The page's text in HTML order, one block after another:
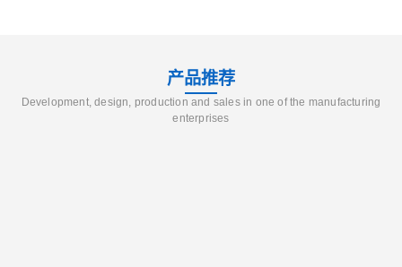
产品推荐
Development, design, production and sales in one of the manufacturing
enterprises